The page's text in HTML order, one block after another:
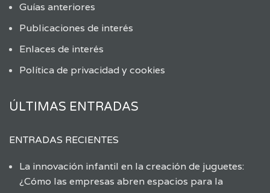
Guías anteriores
Publicaciones de interés
Enlaces de interés
Política de privacidad y cookies
ÚLTIMAS ENTRADAS
ENTRADAS RECIENTES
La innovación infantil en la creación de juguetes:
¿Cómo las empresas abren espacios para la